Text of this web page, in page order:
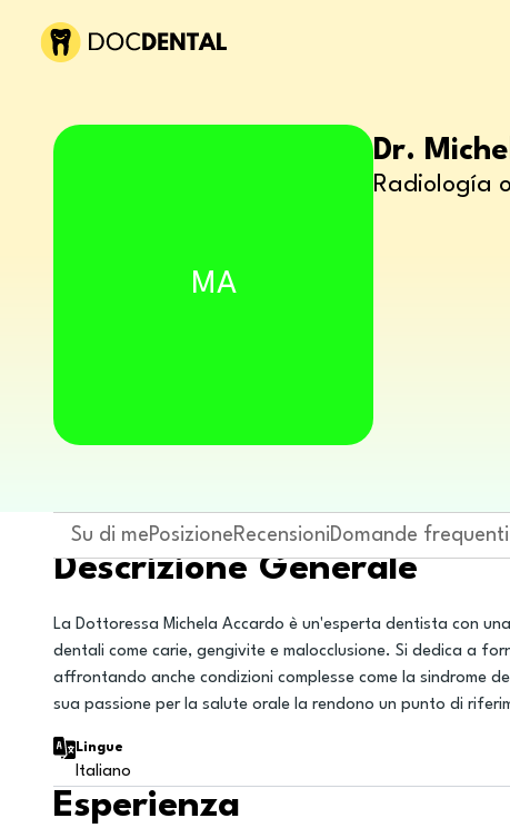
MA
Dr.
Radiología
Su di mePosizioneRecensioniDomande frequenti
Descrizione Generale
La Dottoressa Michela Accardo è un'esperta dentista con
dentali come carie, gengivite e malocclusione. Si dedica a
affrontando anche condizioni complesse come la sindrome
sua passione per la salute orale la rendono un punto di
Lingue
Italiano
Esperienza